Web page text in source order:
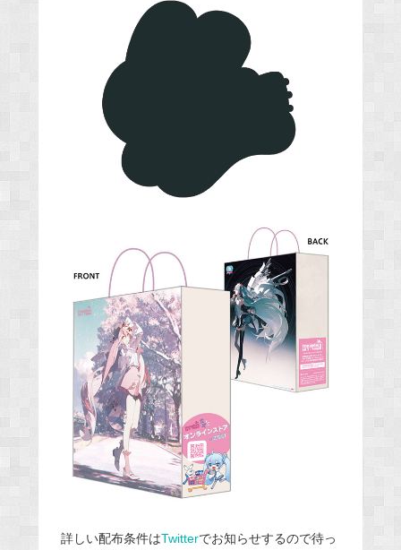
詳しい配布条件はTwitterでお知らせするので待っ